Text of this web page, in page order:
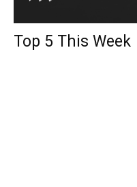
Top 5 This Week